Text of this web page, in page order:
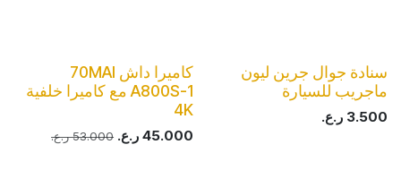
سنادة جوال جرين ليون
ماجريب للسيارة
3.500 ر.ع.
كاميرا داش 70MAI
A800S-1 مع كاميرا خلفية
4K
45.000ر.ع. 53.000ر.ع.